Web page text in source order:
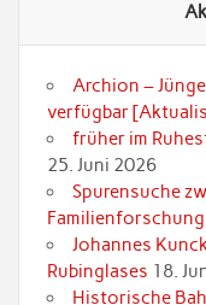
Archion –
verfügbar
früher im
25. Juni 2026
Spurensuche
Familienforschung
Johannes
Rubinglases 18.
Historische